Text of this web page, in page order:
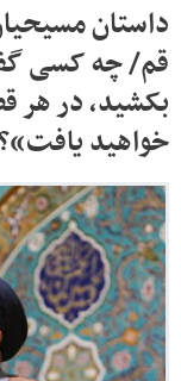
داستان
قم/ چه کسی
بکشید، در هر
خواهید